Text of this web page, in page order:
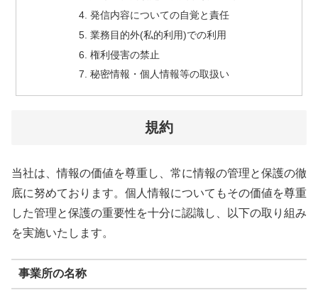
発信内容についての自覚と責任
業務目的外(私的利用)での利用
権利侵害の禁止
秘密情報・個人情報等の取扱い
規約
当社は、情報の価値を尊重し、常に情報の管理と保護の徹
底に努めております。個人情報についてもその価値を尊重
した管理と保護の重要性を十分に認識し、以下の取り組み
を実施いたします。
事業所の名称